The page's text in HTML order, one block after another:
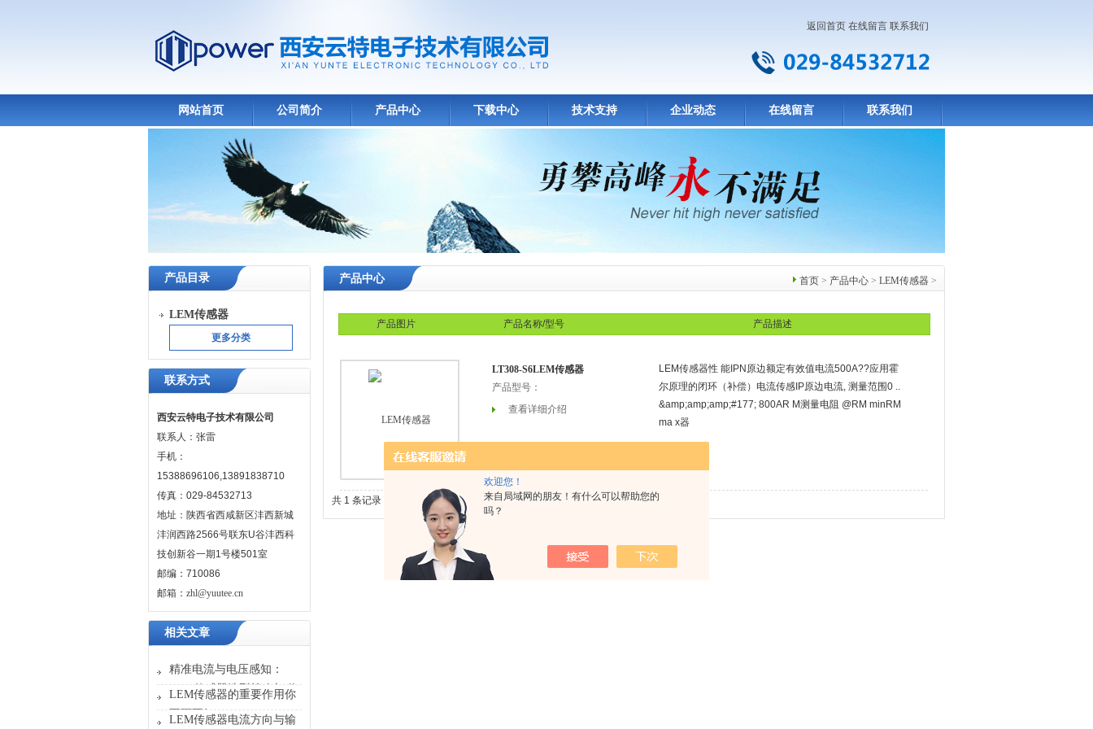
欢迎您！
来自局域网的朋友！有什么可以帮助您的
吗？
返回首页 在线留言 联系我们
网站首页 公司简介 产品中心 下载中心 技术支持 企业动态 在线留言 联系我们
产品目录
LEM传感器
更多分类
联系方式
西安云特电子技术有限公司
联系人：张雷
手机：
15388696106,13891838710
传真：029-84532713
地址：陕西省西咸新区沣西新城
沣润西路2566号联东U谷沣西科
技创新谷一期1号楼501室
邮编：710086
邮箱： zhl@yuutee.cn
相关文章
精准电流与电压感知：
LEM传感器选型策略与磁
路匹配指南
LEM传感器的重要作用你
不可不知
LEM传感器电流方向与输
首页 > 产品中心 > LEM传感器 >
产品中心
产品图片 产品名称/型号 产品描述
LT308-S6LEM传感器
产品型号：
查看详细介绍
LEM传感器性 能IPN原边额定有效值电流500A??应用霍
尔原理的闭环（补偿）电流传感IP原边电流, 测量范围0 ..
&amp;amp;amp;#177; 800AR M测量电阻 @RM minRM
ma x器
共 1 条记录，当前 1 / 1 页 首页 上一页 下一页 末页 跳转到第 页